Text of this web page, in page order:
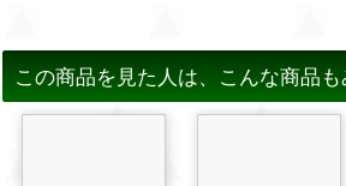
この商品を見た人は、こんな商品も